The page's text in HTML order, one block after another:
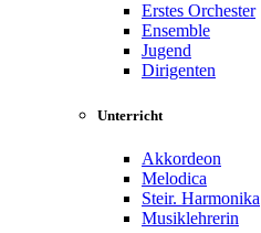
Erstes Orchester
Ensemble
Jugend
Dirigenten
Unterricht
Akkordeon
Melodica
Steir. Harmonika
Musiklehrerin